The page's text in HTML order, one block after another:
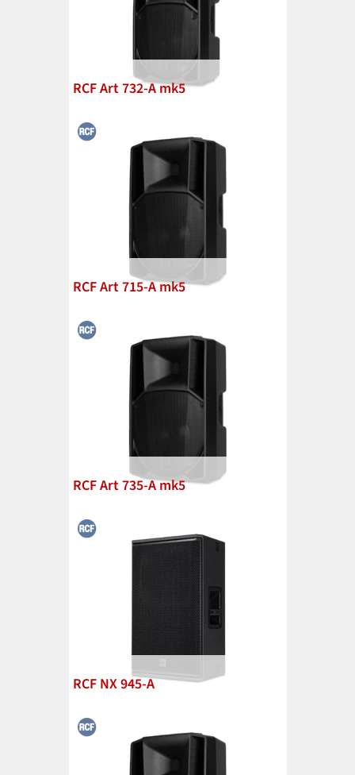
RCF Art 732-A mk5
RCF Art 715-A mk5
RCF Art 735-A mk5
RCF NX 945-A